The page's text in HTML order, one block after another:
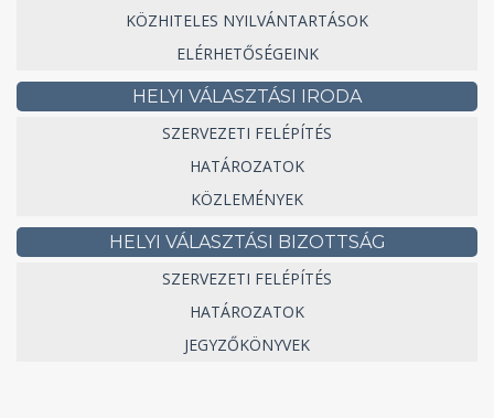
KÖZHITELES NYILVÁNTARTÁSOK
ELÉRHETŐSÉGEINK
HELYI VÁLASZTÁSI IRODA
SZERVEZETI FELÉPÍTÉS
HATÁROZATOK
KÖZLEMÉNYEK
HELYI VÁLASZTÁSI BIZOTTSÁG
SZERVEZETI FELÉPÍTÉS
HATÁROZATOK
JEGYZŐKÖNYVEK